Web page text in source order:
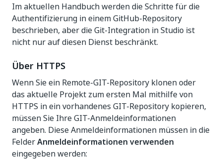
Im aktuellen Handbuch werden die Schritte für die
Authentifizierung in einem GitHub-Repository
beschrieben, aber die Git-Integration in Studio ist
nicht nur auf diesen Dienst beschränkt.
Über HTTPS
Wenn Sie ein Remote-GIT-Repository klonen oder
das aktuelle Projekt zum ersten Mal mithilfe von
HTTPS in ein vorhandenes GIT-Repository kopieren,
müssen Sie Ihre GIT-Anmeldeinformationen
angeben. Diese Anmeldeinformationen müssen in die
FelderAnmeldeinformationen verwenden
eingegeben werden: